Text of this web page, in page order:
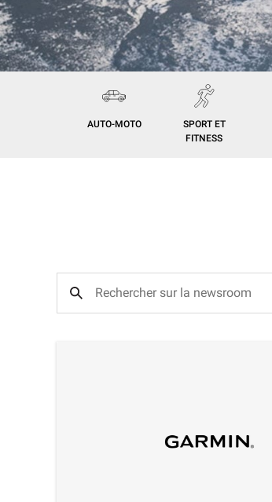
AUTO-MOTO
SPORT ET
FITNESS